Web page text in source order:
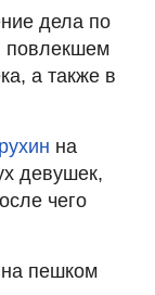
дела по
повлекшем
а также в
на
девушек,
чего
пешком